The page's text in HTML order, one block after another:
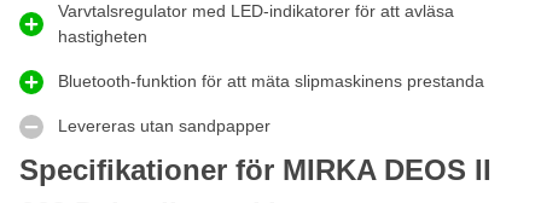
triangulär stödskaiva lite underhåll, vilket resulterar i en längre
livslängd än andra maskiner. Tack vare den borstlösa motorn
dessutom driftsäker!
Professionell triangulär slipmaskin 152 mm
Eftersom MIRKA DEOS II 663CV är enprofessionell triangulär
slipmaskin 152 mmär den idealisk för slipning av trä, parkett,
Varvtalsregulator med LED-indikatorer för att avläsa
hastigheten
Bluetooth-funktion för att mäta slipmaskinens prestanda
Levereras utan sandpapper
Specifikationer för MIRKA DEOS II